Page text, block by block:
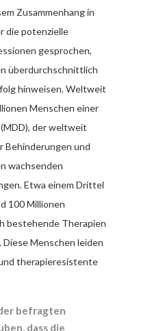
Zusammenhang in
die potenzielle
gesprochen,
überdurchschnittlich
hinweisen. Weltweit
Menschen einer
der weltweit
Behinderungen und
wachsenden
Etwa einem Drittel
100 Millionen
bestehende Therapien
Menschen leiden
therapieresistente
befragten
dass die